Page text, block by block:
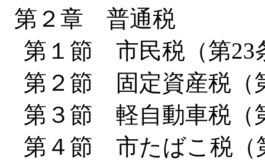
第２章 普通税
第１節 市民税（第23
第２節 固定資産税（
第３節 軽自動車税（
第４節 市たばこ税（